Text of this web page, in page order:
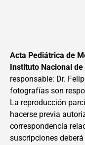
Acta Pediátrica de
Instituto Nacional
responsable: Dr.
fotografías son
La reproducción
hacerse previa
correspondencia
suscripciones